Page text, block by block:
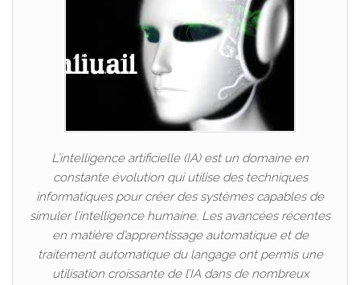
L’intelligence artificielle (IA) est un domaine en
constante évolution qui utilise des techniques
informatiques pour créer des systèmes capables de
simuler l’intelligence humaine. Les avancées récentes
en matière d’apprentissage automatique et de
traitement automatique du langage ont permis une
utilisation croissante de l’IA dans de nombreux